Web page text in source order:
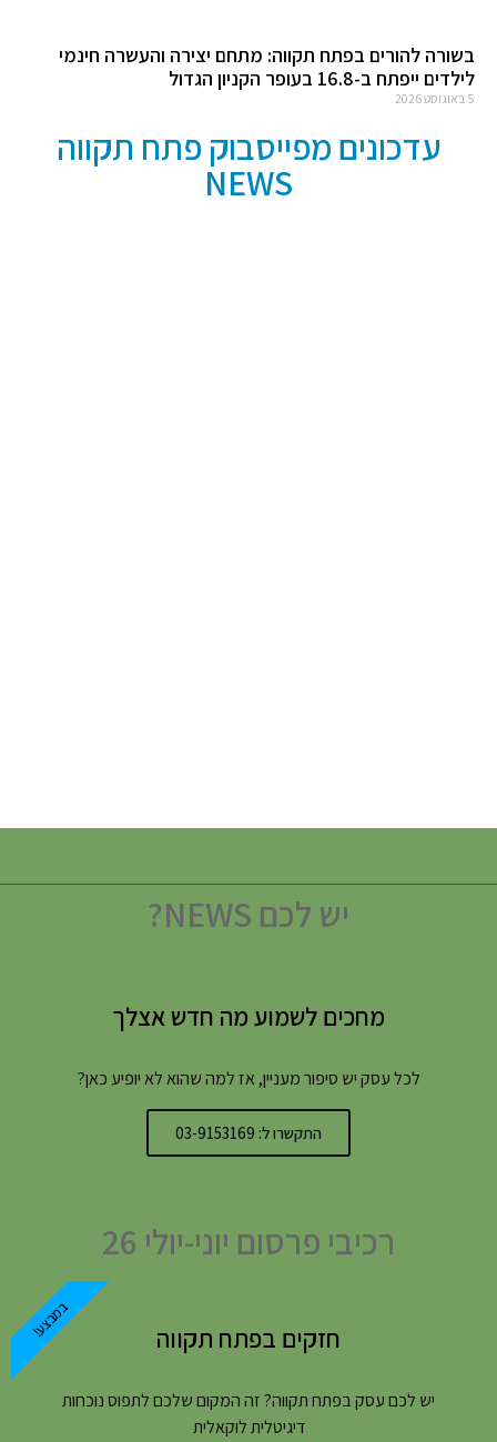
בשורה להורים בפתח תקווה: מתחם יצירה והעשרה חינמי
לילדים ייפתח ב-16.8 בעופר הקניון הגדול
5 באוגוסט 2026
עדכונים מפייסבוק פתח תקווה
NEWS
יש לכם NEWS?
מחכים לשמוע מה חדש אצלך
לכל עסק יש סיפור מעניין, אז למה שהוא לא יופיע כאן?
התקשרו ל: 03-9153169
רכיבי פרסום יוני-יולי 26
חזקים בפתח תקווה
יש לכם עסק בפתח תקווה? זה המקום שלכם לתפוס נוכחות
דיגיטלית לוקאלית
במבצע!